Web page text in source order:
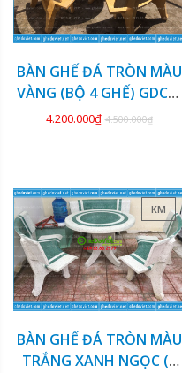
BÀN GHẾ ĐÁ TRÒN MÀU
VÀNG (BỘ 4 GHẾ) GDCV-
126
4.200.000₫ 4.500.000₫
KM
BÀN GHẾ ĐÁ TRÒN MÀU
TRẮNG XANH NGỌC (3